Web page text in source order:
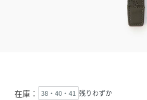
在庫： 38・40・41 残りわずか